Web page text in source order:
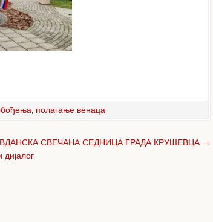
, полагање венаца
СВЕЧАНА СЕДНИЦА ГРАДА КРУШЕВЦА →